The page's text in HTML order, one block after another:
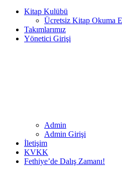
Kitap Kulübü
Ücretsiz Kitap Okuma
Takımlarımız
Yönetici Girişi
Admin
Admin Girişi
İletişim
KVKK
Fethiye’de Dalış Zamanı!